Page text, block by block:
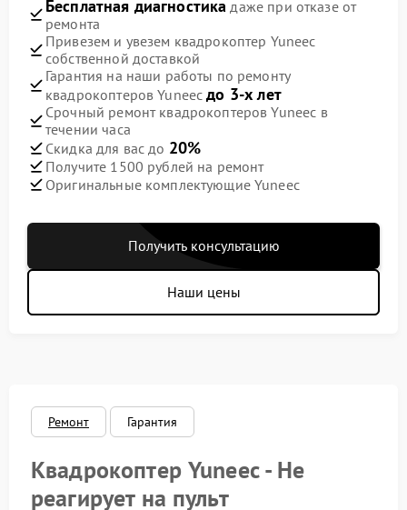
Бесплатная диагностика даже при отказе от
ремонта
Привезем и увезем квадрокоптер Yuneec
собственной доставкой
Гарантия на наши работы по ремонту
квадрокоптеров Yuneecдо 3-х лет
Срочный ремонт квадрокоптеров Yuneec в
течении часа
Скидка для вас до 20%
Получите 1500 рублей на ремонт
Оригинальные комплектующие Yuneec
Получить консультацию
Наши цены
Ремонт Гарантия
Квадрокоптер Yuneec - Не
реагирует на пульт